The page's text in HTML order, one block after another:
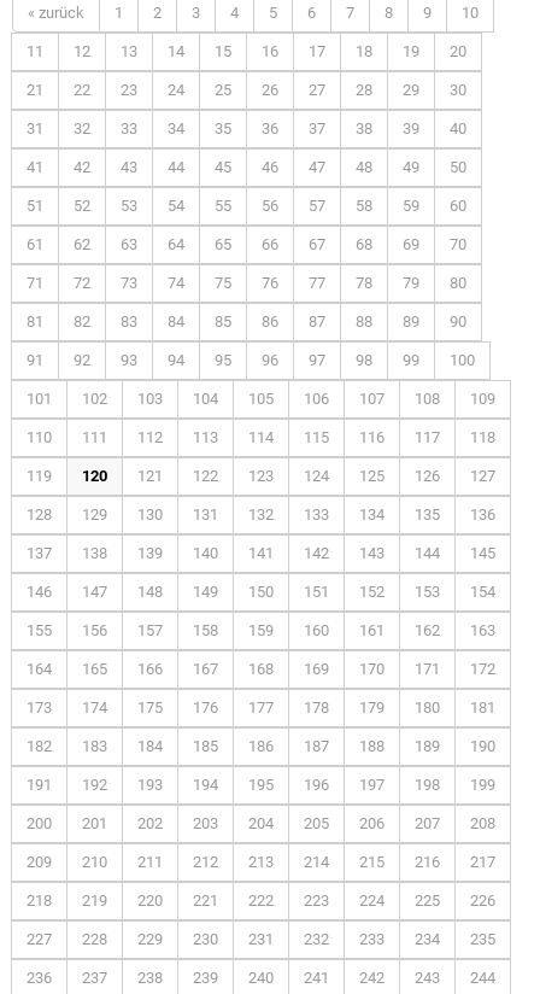
« zurück 1 2 3 4 5 6 7 8 9 10
11 12 13 14 15 16 17 18 19 20
21 22 23 24 25 26 27 28 29 30
31 32 33 34 35 36 37 38 39 40
41 42 43 44 45 46 47 48 49 50
51 52 53 54 55 56 57 58 59 60
61 62 63 64 65 66 67 68 69 70
71 72 73 74 75 76 77 78 79 80
81 82 83 84 85 86 87 88 89 90
91 92 93 94 95 96 97 98 99 100
101 102 103 104 105 106 107 108 109
110 111 112 113 114 115 116 117 118
119 120 121 122 123 124 125 126 127
128 129 130 131 132 133 134 135 136
137 138 139 140 141 142 143 144 145
146 147 148 149 150 151 152 153 154
155 156 157 158 159 160 161 162 163
164 165 166 167 168 169 170 171 172
173 174 175 176 177 178 179 180 181
182 183 184 185 186 187 188 189 190
191 192 193 194 195 196 197 198 199
200 201 202 203 204 205 206 207 208
209 210 211 212 213 214 215 216 217
218 219 220 221 222 223 224 225 226
227 228 229 230 231 232 233 234 235
236 237 238 239 240 241 242 243 244